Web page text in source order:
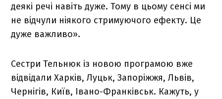
деякі речі навіть дуже. Тому в цьому сенсі ми
не відчули ніякого стримуючого ефекту. Це
дуже важливо».
Сестри Тельнюк із новою програмою вже
відвідали Харків, Луцьк, Запоріжжя, Львів,
Чернігів, Київ, Івано-Франківськ. Кажуть, у